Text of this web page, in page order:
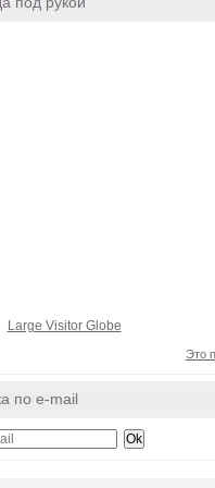
Large Visitor Globe
Это
по e-mail